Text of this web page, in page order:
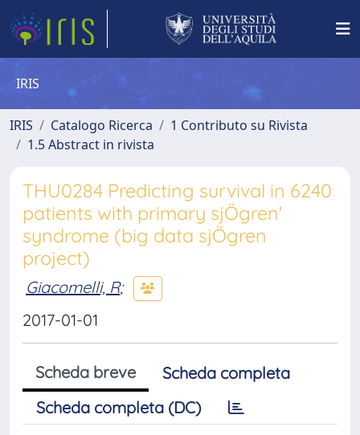
IRIS
IRIS Catalogo Ricerca
1 Contributo su Rivista
1.5 Abstract in rivista
THU0284 Predicting survival in 6240
patients with primary sjÖgren'
syndrome (big data sjÖgren
project)
Giacomelli, R;
2017-01-01
Scheda breve
Scheda completa
Scheda completa (DC)